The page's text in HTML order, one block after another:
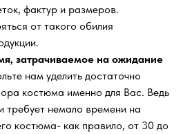
фактур и размеров.
от такого обилия
затрачиваемое на ожидание
нам уделить достаточно
костюма именно для Вас. Ведь
требует немало времени на
костюма- как правило, от 30 до